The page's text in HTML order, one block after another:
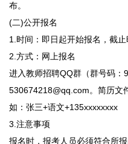
布。
(二)公开报名
1.时间：即日起开始报名，截
2.方式：网上报名
进入教师招聘QQ群（群号码：
530674218@qq.com。简历文
如：张三+语文+135xxxxxxxx
3.注意事项
报名时，报考人员必须符合所